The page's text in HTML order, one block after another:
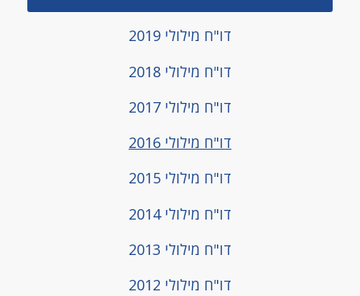
דו"ח מילולי 2019
דו"ח מילולי 2018
דו"ח מילולי 2017
דו"ח מילולי 2016
דו"ח מילולי 2015
דו"ח מילולי 2014
דו"ח מילולי 2013
דו"ח מילולי 2012